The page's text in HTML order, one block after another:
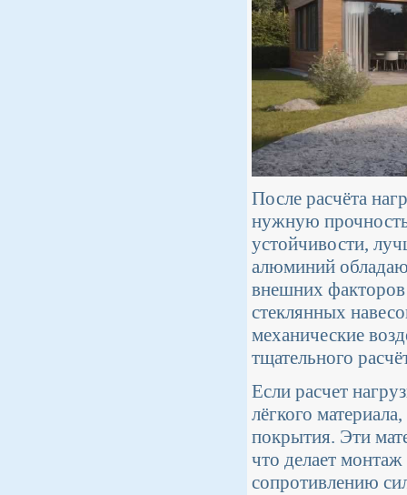
После расчёта
нужную
устойчивости,
алюминий
внешних факторов
стеклянных
механические
тщательного
Если расчет
лёгкого
покрытия. Эти
что делает
сопротивлению